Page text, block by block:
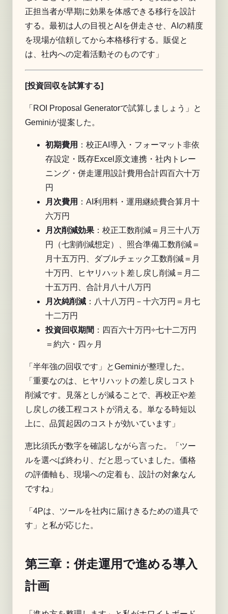
正担当者が早期に効果を体感できる移行を設計
する。最初は人の目視とAIを併走させ、AIの精度
を現場が信頼してから本格移行する。販促と
は、社内への定着活動そのものです」
[投資回収を試算する]
「 ROI Proposal Generatorで試算しましょう」と
Geminiが提案した。
初期費用 ：校正AI導入・フォーマット非依
存設定・既存Excel原文連携・社内トレー
ニング・併走運用設計費用合計四百六十万
円
月次費用 ：AI利用料・運用継続費合算月十
六万円
月次削減効果 ：校正工数削減＝月三十八万
円（七割削減想定）、照合準備工数削減＝
月十五万円、ダブルチェック工数削減＝月
十万円、ヒヤリハット差し戻し削減＝月二
十五万円、合計月八十八万円
月次純削減 ：八十八万円－十六万円＝月七
十二万円
投資回収期間 ：四百六十万円÷七十二万円
＝約六・四ヶ月
「半年強の回収です」とGeminiが整理した。
「重要なのは、ヒヤリハットの差し戻しコスト
削減です。見落としが減ることで、再校正や差
し戻しの後工程コストが消える。単なる時短以
上に、品質起因のコストが効いています」
恵比須氏が数字を確認しながら言った。「ツー
ルを選べば終わり、だと思っていました。価格
の評価軸も、現場への定着も、設計の対象なん
ですね」
「4Pは、ツールを社内に届けきるための道具で
す」と私が応じた。
第三章：併走運用で進める導入
計画